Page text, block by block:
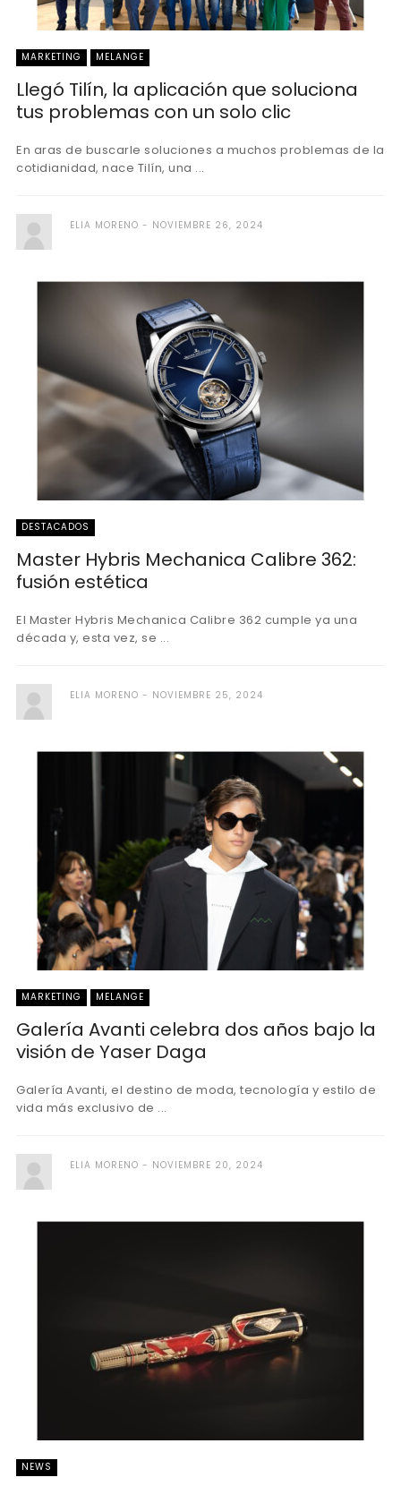
MARKETING MELANGE
Llegó Tilín, la aplicación que soluciona
tus problemas con un solo clic
En aras de buscarle soluciones a muchos problemas de la
cotidianidad, nace Tilín, una ...
ELIA MORENO NOVIEMBRE 26, 2024
DESTACADOS
Master Hybris Mechanica Calibre 362:
fusión estética
El Master Hybris Mechanica Calibre 362 cumple ya una
década y, esta vez, se ...
ELIA MORENO NOVIEMBRE 25, 2024
MARKETING MELANGE
Galería Avanti celebra dos años bajo la
visión de Yaser Daga
Galería Avanti, el destino de moda, tecnología y estilo de
vida más exclusivo de ...
ELIA MORENO NOVIEMBRE 20, 2024
NEWS